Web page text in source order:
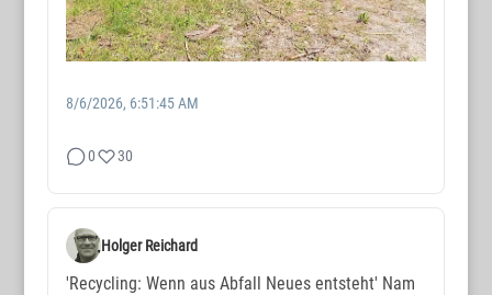
8/6/2026, 6:51:45 AM
0 30
Holger Reichard
'Recycling: Wenn aus Abfall Neues entsteht' Nam
WORTMAX
www.wortmax.de
Buchvorstellungen und Beobachtungen